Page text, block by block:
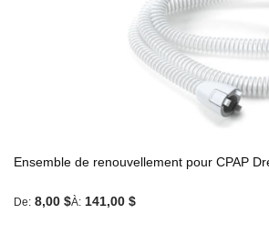
Ensemble de renouvellement pour CPAP
De 8,00 $À 141,00 $